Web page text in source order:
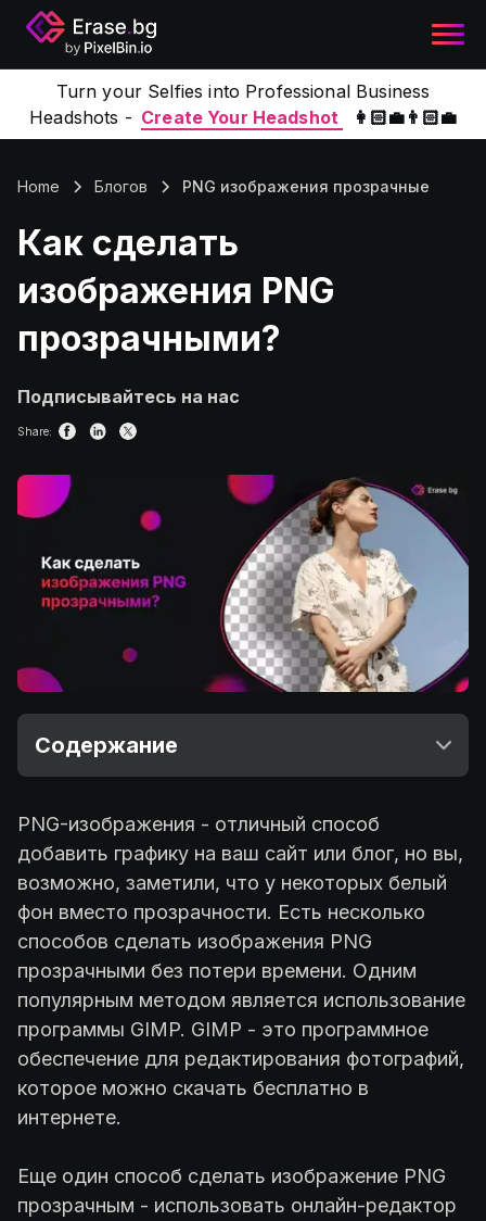
Turn your Selfies into Professional Business
Headshots - Create Your Headshot 👩🏻‍💼👨🏻‍💼
Home Блогов PNG изображения прозрачные
Как сделать
изображения PNG
прозрачными?
Подписывайтесь на нас
Share:
Содержание
PNG-изображения - отличный способ
добавить графику на ваш сайт или блог, но вы,
возможно, заметили, что у некоторых белый
фон вместо прозрачности. Есть несколько
способов сделать изображения PNG
прозрачными без потери времени. Одним
популярным методом является использование
программы GIMP. GIMP - это программное
обеспечение для редактирования фотографий,
которое можно скачать бесплатно в
интернете.
Еще один способ сделать изображение PNG
прозрачным - использовать онлайн-редактор